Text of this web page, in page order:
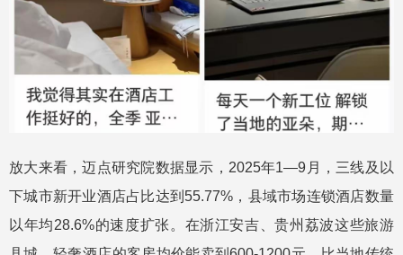
放大来看，迈点研究院数据显示，2025年1—9月，三线及以
下城市新开业酒店占比达到55.77%，县域市场连锁酒店数量
以年均28.6%的速度扩张。在浙江安吉、贵州荔波这些旅游